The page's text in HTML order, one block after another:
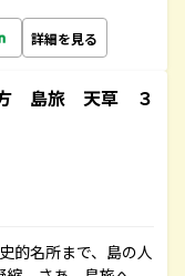
詳細を見る
方 島旅 天草 ３
的名所まで、島の人